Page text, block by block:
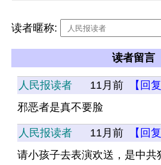
读者暱称:
读者留言
人民报读者 11月前
【回复
邪恶者是真不要脸
人民报读者 11月前
【回复
请小孩子去表演欢送，是中共